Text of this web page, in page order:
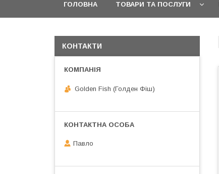
ГОЛОВНА ТОВАРИ ТА ПОСЛУГИ
КОНТАКТИ
Golden Fish (Голден Фіш)
Павло